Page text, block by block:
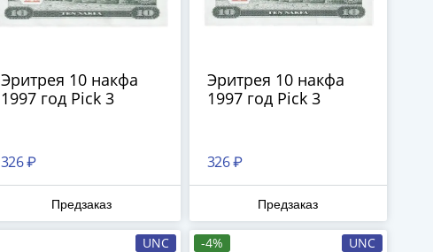
Эритрея 10 накфа
1997 год Pick 3
326 ₽
Предзаказ
Эритрея 10 накфа
1997 год Pick 3
326 ₽
Предзаказ
UNC -4% UNC